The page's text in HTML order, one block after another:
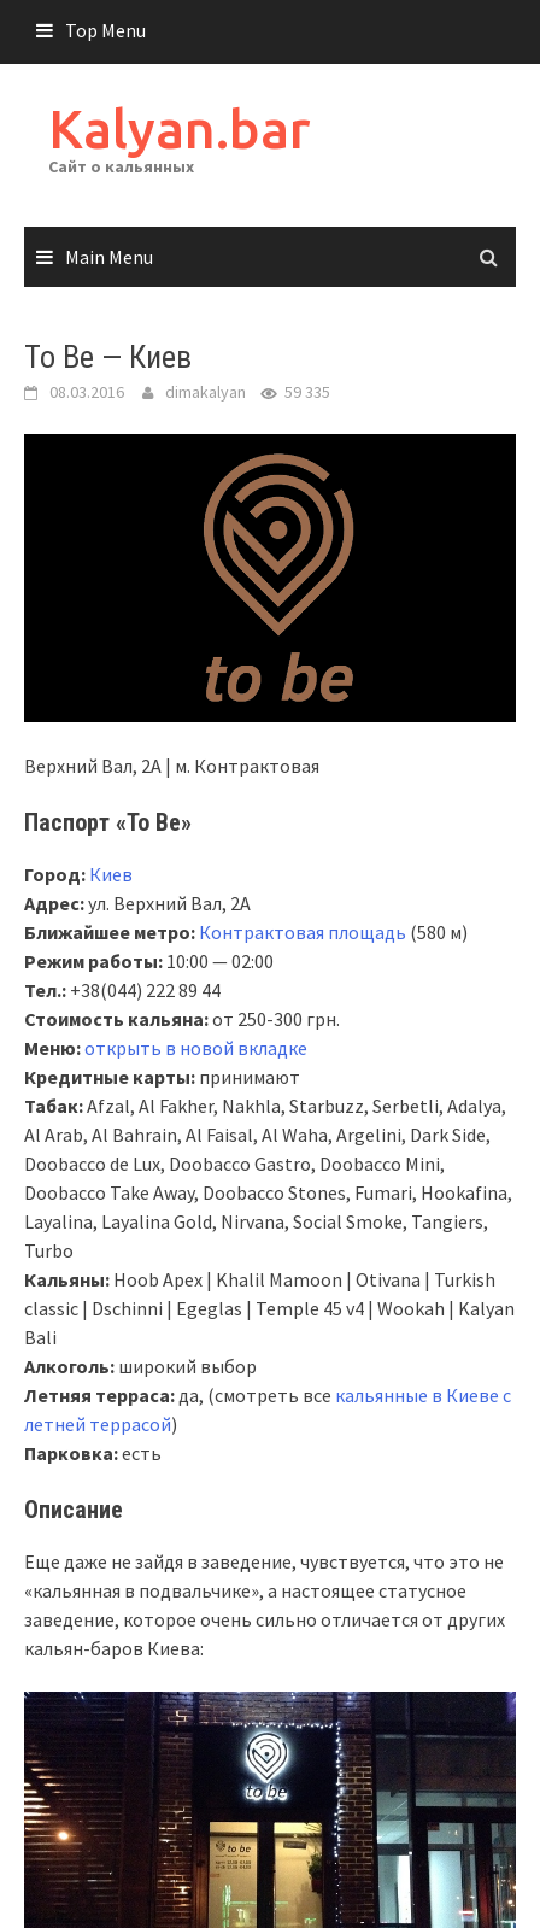
content
Top Menu
Kalyan.bar
Сайт о кальянных
Main Menu
To Be — Киев
08.03.2016 dimakalyan 59 335
Верхний Вал, 2А | м. Контрактовая
Паспорт «To Be»
Город: Киев
Адрес:ул. Верхний Вал, 2А
Ближайшее метро: Контрактовая площадь (580 м)
Режим работы: 10:00 — 02:00
Тел.: +38(044) 222 89 44
Стоимость кальяна:от 250-300 грн.
Меню:открыть в новой вкладке
Кредитные карты: принимают
Табак:Afzal, Al Fakher, Nakhla, Starbuzz, Serbetli, Adalya,
Al Arab, Al Bahrain, Al Faisal, Al Waha, Argelini, Dark Side,
Doobacco de Lux, Doobacco Gastro, Doobacco Mini,
Doobacco Take Away, Doobacco Stones, Fumari, Hookafina,
Layalina, Layalina Gold, Nirvana, Social Smoke, Tangiers,
Turbo
Кальяны: Hoob Apex | Khalil Mamoon | Otivana | Turkish
classic | Dschinni | Egeglas | Temple 45 v4 | Wookah | Kalyan
Bali
Алкоголь: широкий выбор
Летняя терраса: да, (смотреть все кальянные в Киеве с
летней террасой)
Парковка:есть
Описание
Еще даже не зайдя в заведение, чувствуется, что это не
«кальянная в подвальчике», а настоящее статусное
заведение, которое очень сильно отличается от других
кальян-баров Киева: